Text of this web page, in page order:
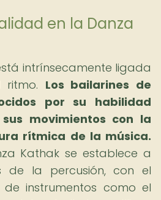
en la Danza
intrínsecamente ligada
Los bailarines de
por su habilidad
movimientos con la
rítmica de la música.
Kathak se establece a
de la percusión, con el
instrumentos como el